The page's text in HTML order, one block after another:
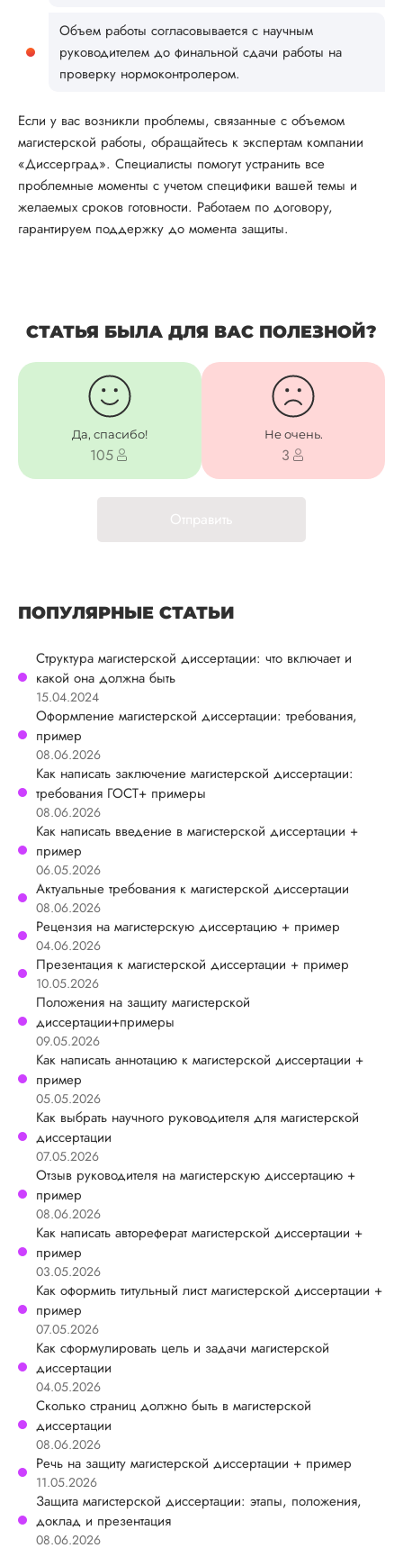
Объем работы согласовывается с научным
руководителем до финальной сдачи работы на
проверку нормоконтролером.
Если у вас возникли проблемы, связанные с объемом
магистерской работы, обращайтесь к экспертам компании
«Диссерград». Специалисты помогут устранить все
проблемные моменты с учетом специфики вашей темы и
желаемых сроков готовности. Работаем по договору,
гарантируем поддержку до момента защиты.
СТАТЬЯ БЫЛА ДЛЯ ВАС ПОЛЕЗНОЙ?
Да, спасибо!
105
Не очень.
3
Отправить
ПОПУЛЯРНЫЕ СТАТЬИ
Структура магистерской диссертации: что включает и
какой она должна быть
15.04.2024
Оформление магистерской диссертации: требования,
пример
08.06.2026
Как написать заключение магистерской диссертации:
требования ГОСТ+ примеры
08.06.2026
Как написать введение в магистерской диссертации +
пример
06.05.2026
Актуальные требования к магистерской диссертации
08.06.2026
Рецензия на магистерскую диссертацию + пример
04.06.2026
Презентация к магистерской диссертации + пример
10.05.2026
Положения на защиту магистерской
диссертации+примеры
09.05.2026
Как написать аннотацию к магистерской диссертации +
пример
05.05.2026
Как выбрать научного руководителя для магистерской
диссертации
07.05.2026
Отзыв руководителя на магистерскую диссертацию +
пример
08.06.2026
Как написать автореферат магистерской диссертации +
пример
03.05.2026
Как оформить титульный лист магистерской диссертации +
пример
07.05.2026
Как сформулировать цель и задачи магистерской
диссертации
04.05.2026
Сколько страниц должно быть в магистерской
диссертации
08.06.2026
Речь на защиту магистерской диссертации + пример
11.05.2026
Защита магистерской диссертации: этапы, положения,
доклад и презентация
08.06.2026